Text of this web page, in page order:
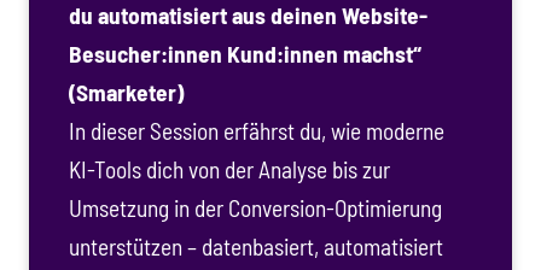
du automatisiert aus deinen Website-
Besucher:innen Kund:innen machst“
(Smarketer)
In dieser Session erfährst du, wie moderne
KI-Tools dich von der Analyse bis zur
Umsetzung in der Conversion-Optimierung
unterstützen – datenbasiert, automatisiert